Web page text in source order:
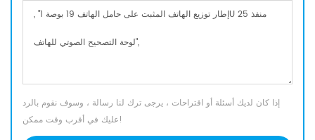
إذا كان لديك أسئلة أو اقتراحات ، يرجى ترك لنا رسالة ، وسوف نقوم بالرد
عليك في أقرب وقت ممكن!